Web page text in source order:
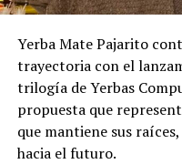
Yerba Mate Pajarito
trayectoria con el
trilogía de Yerbas
propuesta que
que mantiene sus
hacia el futuro.